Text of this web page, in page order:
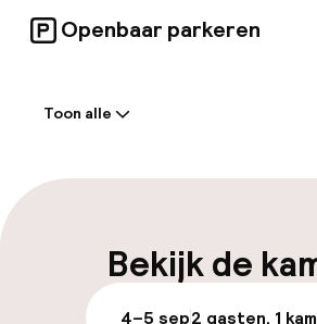
Openbaar parkeren
Self-service inchecken
Vroeg uitchecken
Toon alle
Bekijk de
4–5 sep2 gasten, 1